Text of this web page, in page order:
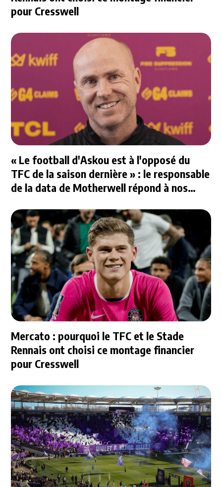
pour Cresswell
« Le football d'Askou est à l'opposé du
TFC de la saison dernière » : le responsable
de la data de Motherwell répond à nos
Mercato : pourquoi le TFC et le Stade
Rennais ont choisi ce montage financier
pour Cresswell